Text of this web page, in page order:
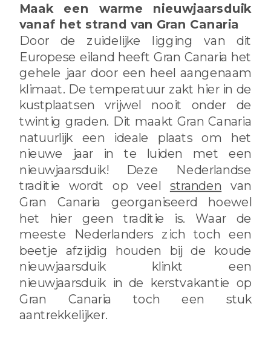
Maak een warme nieuwjaarsduik
vanaf het strand van Gran Canaria
Door de zuidelijke ligging van dit
Europese eiland heeft Gran Canaria het
gehele jaar door een heel aangenaam
klimaat. De temperatuur zakt hier in de
kustplaatsen vrijwel nooit onder de
twintig graden. Dit maakt Gran Canaria
natuurlijk een ideale plaats om het
nieuwe jaar in te luiden met een
nieuwjaarsduik! Deze Nederlandse
traditie wordt op veel stranden van
Gran Canaria georganiseerd hoewel
het hier geen traditie is. Waar de
meeste Nederlanders zich toch een
beetje afzijdig houden bij de koude
nieuwjaarsduik klinkt een
nieuwjaarsduik in de kerstvakantie op
Gran Canaria toch een stuk
aantrekkelijker.